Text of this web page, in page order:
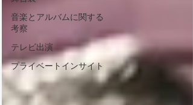
音楽とアルバムに関する
考察
テレビ出演
プライベートインサイト